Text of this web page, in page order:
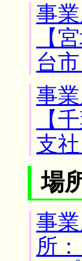
事
【
台市
事
【
支
場
事
所